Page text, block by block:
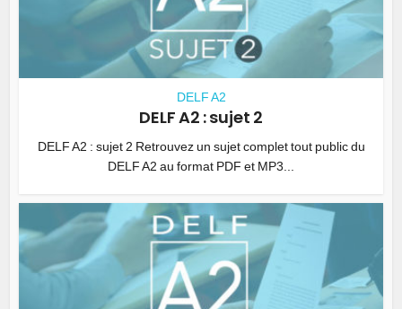
DELF A2
DELF A2 : sujet 2
DELF A2 : sujet 2 Retrouvez un sujet complet tout public du
DELF A2 au format PDF et MP3...